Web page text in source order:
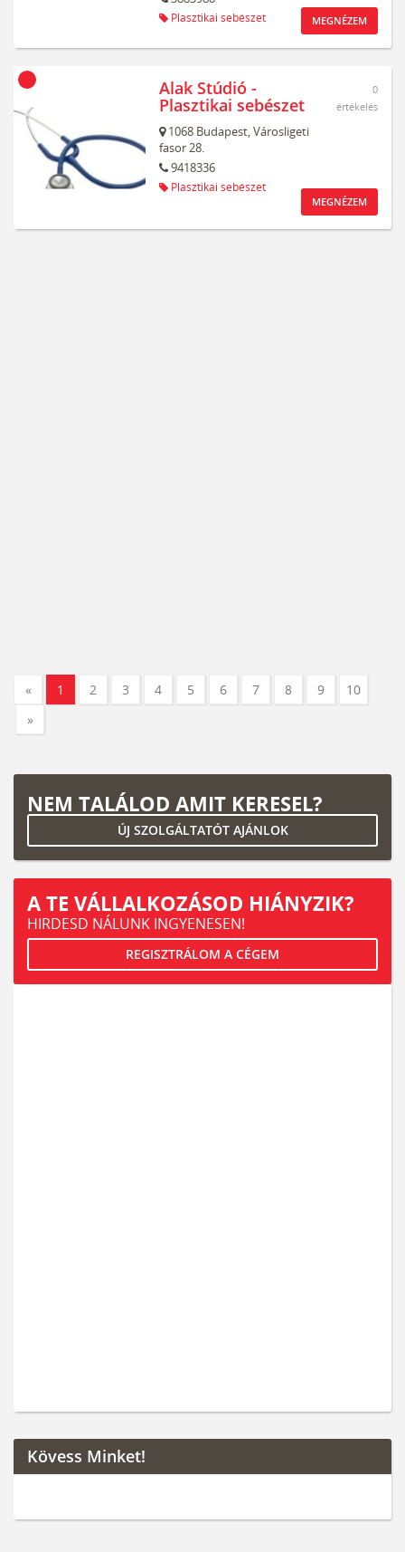
Plasztikai sebészet MEGNÉZEM
Alak Stúdió -
Plasztikai sebészet
1068 Budapest,Városligeti
fasor 28.
9418336
Plasztikai sebészet
0
értékelés
MEGNÉZEM
« 1 2 3 4 5 6 7 8 9
10
»
NEM TALÁLOD AMIT KERESEL?
ÚJ SZOLGÁLTATÓT AJÁNLOK
A TE VÁLLALKOZÁSOD HIÁNYZIK?
HIRDESD NÁLUNK INGYENESEN!
REGISZTRÁLOM A CÉGEM
Kövess Minket!